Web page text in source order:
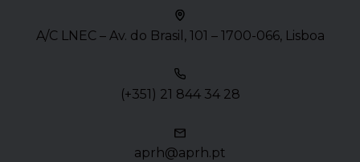
A/C LNEC – Av. do Brasil, 101 – 1700-066, Lisboa
(+351) 21 844 34 28
aprh@aprh.pt